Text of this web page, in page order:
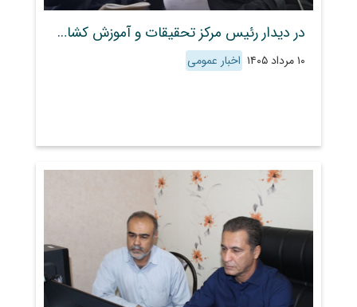
در دیدار رئیس مرکز تحقیقات و آموزش کشاورزی و منابع طبیعی استان فارس با مدیرکل مدیریت بحران استانداری فارس، راهکارهای جبران خسارات و تقویت آمادگی زیرساخت‌های مرکز بررسی شد
۱۰ مرداد ۱۴۰۵ اخبار عمومی